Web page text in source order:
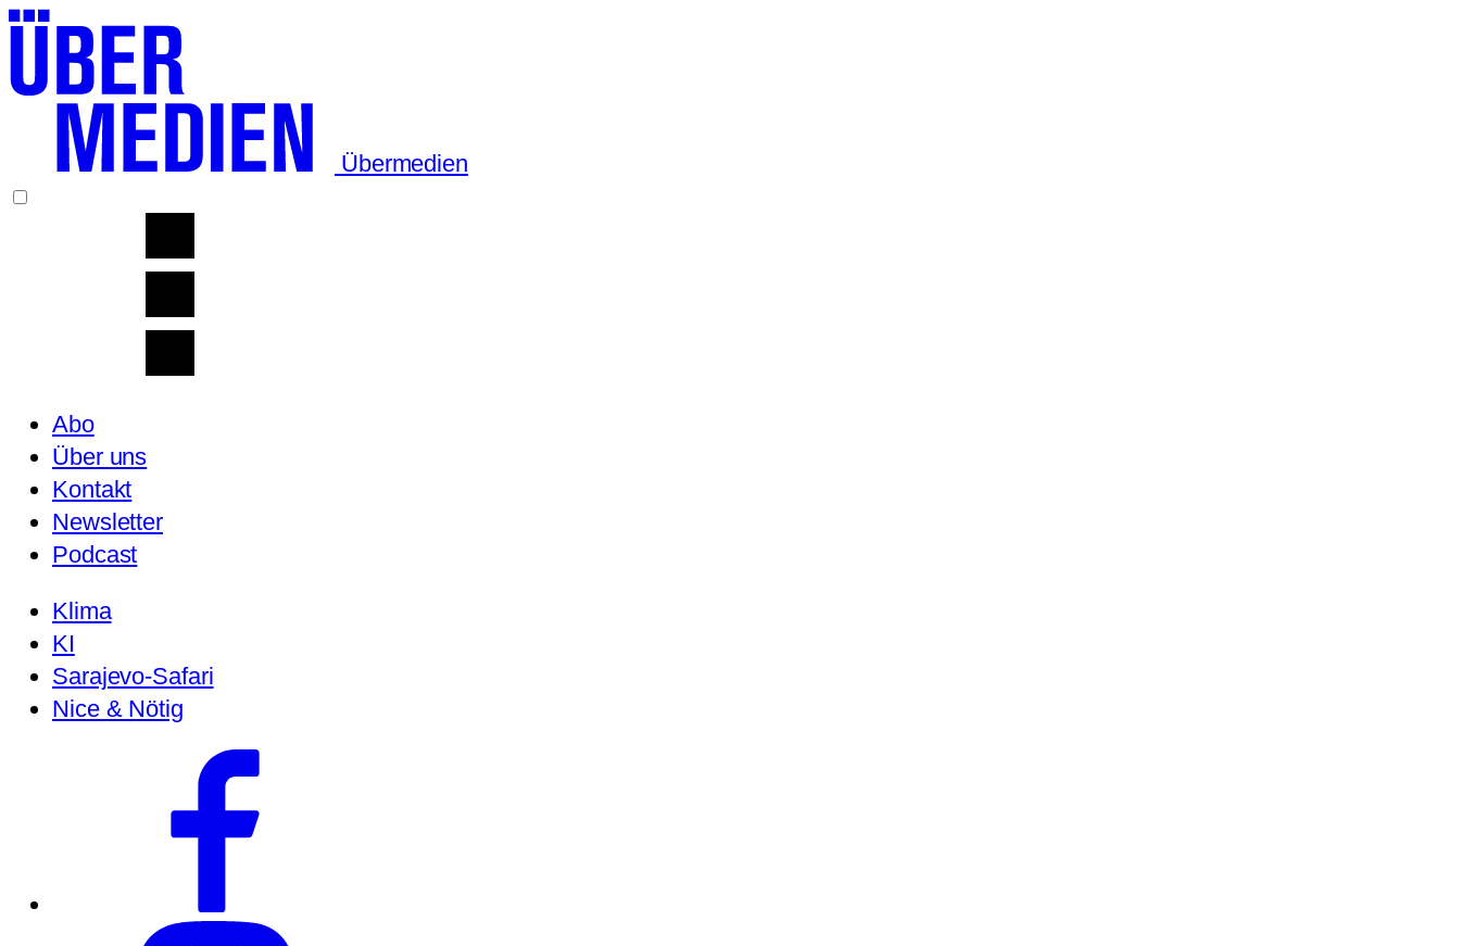
Übermedien
Abo
Über uns
Kontakt
Newsletter
Podcast
Klima
KI
Sarajevo-Safari
Nice & Nötig